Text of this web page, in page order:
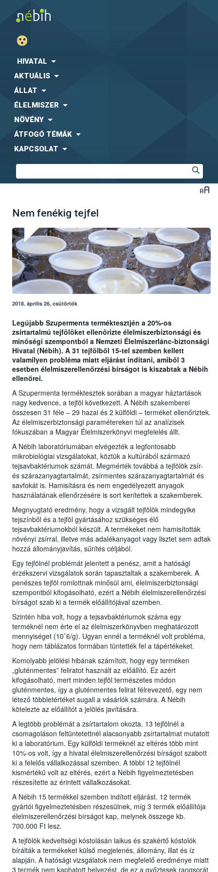
HIVATAL
AKTUÁLIS
ÁLLAT
ÉLELMISZER
NÖVÉNY
ÁTFOGÓ TÉMÁK
KAPCSOLAT
Nem fenékig tejfel
2018. április 26, csütörtök
Legújabb Szupermenta terméktesztjén a 20%-os
zsírtartalmú tejfölöket ellenőrizte élelmiszerbiztonsági és
minőségi szempontból a Nemzeti Élelmiszerlánc-biztonsági
Hivatal (Nébih). A 31 tejfölből 15-tel szemben kellett
valamilyen probléma miatt eljárást indítani, amiből 3
esetben élelmiszerellenőrzési bírságot is kiszabtak a Nébih
ellenőrei.
A Szupermenta terméktesztek sorában a magyar háztartások
nagy kedvence, a tejföl következett. A Nébih szakemberei
összesen 31 féle – 29 hazai és 2 külföldi – terméket ellenőriztek.
Az élelmiszerbiztonsági paramétereken túl az analízisek
fókuszában a Magyar Élelmiszerkönyvi megfelelés állt.
A Nébih laboratóriumában elvégezték a legfontosabb
mikrobiológiai vizsgálatokat, köztük a kultúrából származó
tejsavbaktériumok számát. Megmérték továbbá a tejfölök zsír-
és szárazanyagtartalmát, zsírmentes szárazanyagtartalmát és
savfokát is. Hamisításra és nem engedélyezett anyagok
használatának ellenőrzésére is sort kerítettek a szakemberek.
Megnyugtató eredmény, hogy a vizsgált tejfölök mindegyike
tejszínből és a tejföl gyártásához szükséges élő
tejsavbaktériumokból készült. A termékeket nem hamisították
növényi zsírral, illetve más adalékanyagot vagy lisztet sem adtak
hozzá állományjavítás, sűrítés céljából.
Egy tejfölnél problémát jelentett a penész, amit a hatósági
érzékszervi vizsgálatok során tapasztaltak a szakemberek. A
penészes tejföl romlottnak minősül ami, élelmiszerbiztonsági
szempontból kifogásolható, ezért a Nébih élelmiszerellenőrzési
bírságot szab ki a termék előállítójával szemben.
Szintén hiba volt, hogy a tejsavbaktériumok száma egy
terméknél nem érte el az élelmiszerkönyvben meghatározott
mennyiséget (10ˆ6/g). Ugyan ennél a terméknél volt probléma,
hogy nem táblázatos formában tüntették fel a tápértékeket.
Komolyabb jelölési hibának számított, hogy egy terméken
„gluténmentes” feliratot használt az előállító. Ez azért
kifogásolható, mert minden tejföl természetes módon
gluténmentes, így a gluténmentes felirat félrevezető, egy nem
létező többletértéket sugall a vásárlók számára. A Nébih
kötelezte az előállítót a jelölés javítására.
A legtöbb problémát a zsírtartalom okozta. 13 tejfölnél a
csomagoláson feltüntetettnél alacsonyabb zsírtartalmat mutatott
ki a laboratórium. Egy külföldi terméknél az eltérés több mint
10%-os volt, így a hivatal élelmiszerellenőrzési bírságot szabott
ki a felelős vállalkozással szemben. A többi 12 tejfölnél
kismértékű volt az eltérés, ezért a Nébih figyelmeztetésben
részesítette az érintett vállalkozásokat.
A Nébih 15 termékkel szemben indított eljárást. 12 termék
gyártói figyelmeztetésben részesülnek, míg 3 termék előállítója
élelmiszerellenőrzési bírságot kap, melynek összege kb.
700.000 Ft lesz.
A tejfölök kedveltségi kóstolásán laikus és szakértő kóstolók
bírálták a termékeket külső megjelenés, állomány, illat és íz
alapján. A hatósági vizsgálatok nem megfelelő eredménye miatt
3 termék nem kaphatott helyezést, de ez a győztesek rangsorát